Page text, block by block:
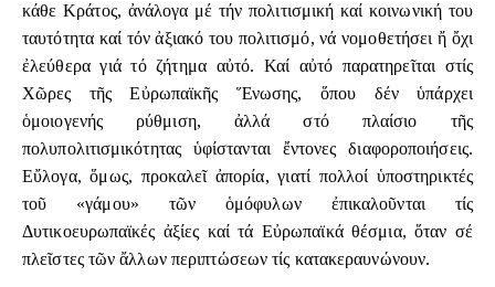
κάθε Κράτος, ἀνάλογα μέ τήν πολιτισμική καί κοινωνική του
ταυτότητα καί τόν ἀξιακό του πολιτισμό, νά νομοθετήσει ἤ ὄχι
ἐλεύθερα γιά τό ζήτημα αὐτό. Καί αὐτό παρατηρεῖται στίς
Χῶρες τῆς Εὐρωπαϊκῆς Ἕνωσης, ὅπου δέν ὑπάρχει
ὁμοιογενής ρύθμιση, ἀλλά στό πλαίσιο τῆς
πολυπολιτισμικότητας ὑφίστανται ἔντονες διαφοροποιήσεις.
Εὔλογα, ὅμως, προκαλεῖ ἀπορία, γιατί πολλοί ὑποστηρικτές
τοῦ «γάμου» τῶν ὁμόφυλων ἐπικαλοῦνται τίς
Δυτικοευρωπαϊκές ἀξίες καί τά Εὐρωπαϊκά θέσμια, ὅταν σέ
πλεῖστες τῶν ἄλλων περιπτώσεων τίς κατακεραυνώνουν.